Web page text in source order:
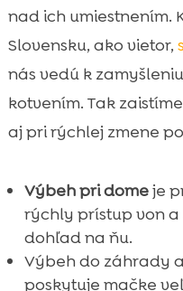
nad ich umiestnením.
Slovensku, ako vietor,
nás vedú k
kotvením. Tak
aj pri rýchlej zmene
Výbeh pri domeje
rýchly prístup von
dohľad na ňu.
Výbeh do záhrady
poskytuje mačke